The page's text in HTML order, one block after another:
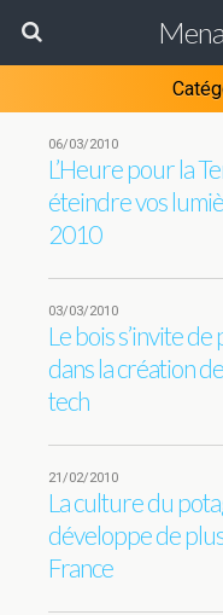
06/03/2010
L’Heure pour la
éteindre vos
2010
03/03/2010
Le bois s’invite
dans la création
tech
21/02/2010
La culture du
développe de
France